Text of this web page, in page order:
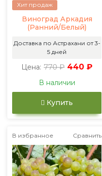
Хит продаж
Виноград Аркадия
(Ранний/Белый)
Доставка по Астрахани от 3-
5 дней
Цена: 770 ₽ 440 ₽
В наличии
Купить
В избранное Сравнить